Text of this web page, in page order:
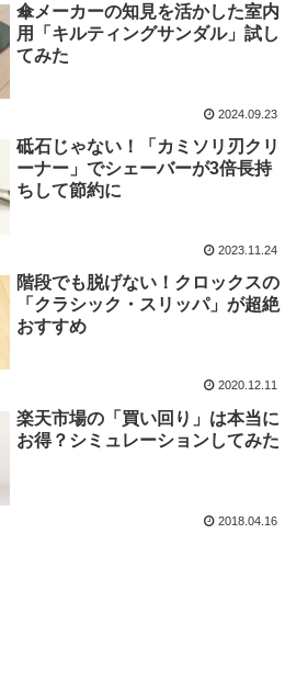
傘メーカーの知見を活かした室内
用「キルティングサンダル」試し
てみた
2024.09.23
砥石じゃない！「カミソリ刃クリ
ーナー」でシェーバーが3倍長持
ちして節約に
2023.11.24
階段でも脱げない！クロックスの
「クラシック・スリッパ」が超絶
おすすめ
2020.12.11
楽天市場の「買い回り」は本当に
お得？シミュレーションしてみた
2018.04.16